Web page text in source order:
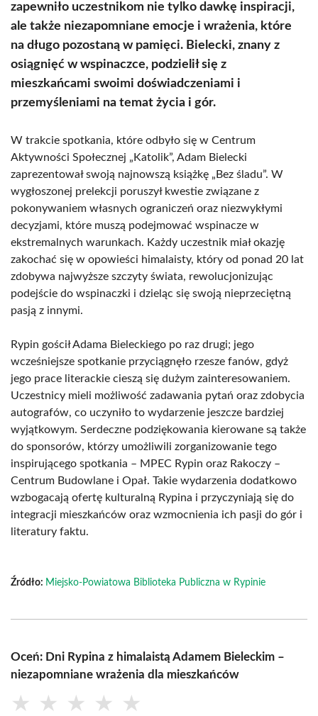
zapewniło uczestnikom nie tylko dawkę inspiracji,
ale także niezapomniane emocje i wrażenia, które
na długo pozostaną w pamięci. Bielecki, znany z
osiągnięć w wspinaczce, podzielił się z
mieszkańcami swoimi doświadczeniami i
przemyśleniami na temat życia i gór.
W trakcie spotkania, które odbyło się w Centrum
Aktywności Społecznej „Katolik”, Adam Bielecki
zaprezentował swoją najnowszą książkę „Bez śladu”. W
wygłoszonej prelekcji poruszył kwestie związane z
pokonywaniem własnych ograniczeń oraz niezwykłymi
decyzjami, które muszą podejmować wspinacze w
ekstremalnych warunkach. Każdy uczestnik miał okazję
zakochać się w opowieści himalaisty, który od ponad 20 lat
zdobywa najwyższe szczyty świata, rewolucjonizując
podejście do wspinaczki i dzieląc się swoją nieprzeciętną
pasją z innymi.
Rypin gościł Adama Bieleckiego po raz drugi; jego
wcześniejsze spotkanie przyciągnęło rzesze fanów, gdyż
jego prace literackie cieszą się dużym zainteresowaniem.
Uczestnicy mieli możliwość zadawania pytań oraz zdobycia
autografów, co uczyniło to wydarzenie jeszcze bardziej
wyjątkowym. Serdeczne podziękowania kierowane są także
do sponsorów, którzy umożliwili zorganizowanie tego
inspirującego spotkania – MPEC Rypin oraz Rakoczy –
Centrum Budowlane i Opał. Takie wydarzenia dodatkowo
wzbogacają ofertę kulturalną Rypina i przyczyniają się do
integracji mieszkańców oraz wzmocnienia ich pasji do gór i
literatury faktu.
Źródło: Miejsko-Powiatowa Biblioteka Publiczna w Rypinie
Oceń: Dni Rypina z himalaistą Adamem Bieleckim –
niezapomniane wrażenia dla mieszkańców
★ ★ ★ ★ ★